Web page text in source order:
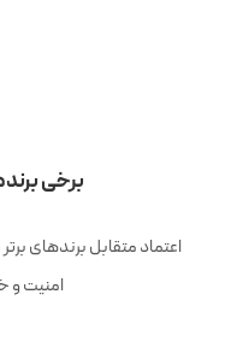
برخی
اعتماد متقابل برندهای
امنیت و